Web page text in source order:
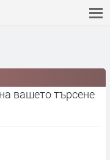
вашето търсене